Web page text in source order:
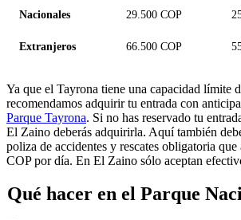
Nacionales 29.500 COP
Extranjeros 66.500 COP
Ya que el Tayrona tiene una capacidad límite
recomendamos adquirir tu entrada con
Parque Tayrona. Si no has reservado tu
El Zaino deberás adquirirla. Aquí también
poliza de accidentes y rescates obligatoria
COP por día. En El Zaino sólo aceptan
Qué hacer en el Parque